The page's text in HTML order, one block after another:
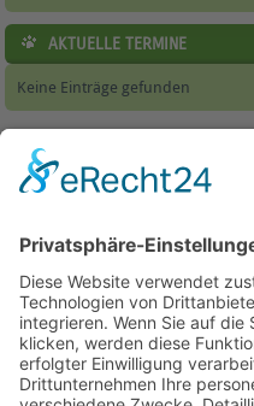
AKTUELLE TERMINE
Keine Einträge gefunden
Home|Tierheim &
|Service|
Besucherstatistik: Heute: